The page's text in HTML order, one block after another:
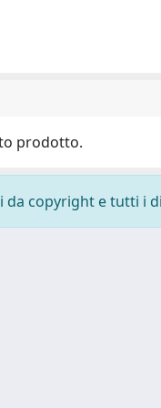
prodotto.
copyright e tutti i